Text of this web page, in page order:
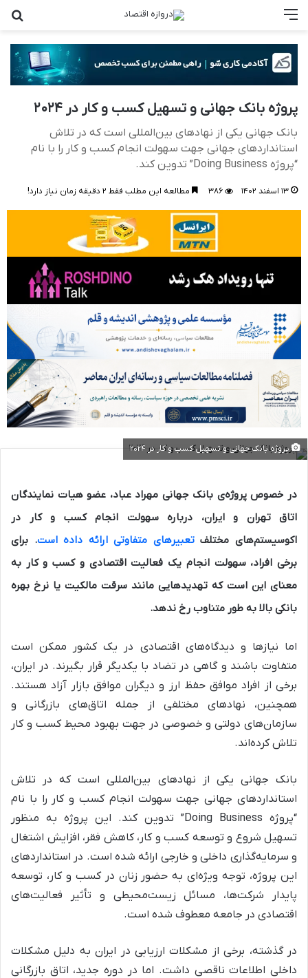
منو
پروژه بانک جهانی و تسهیل کسب‌ و کار در ۲۰۲۴
بانک جهانی یکی از نهادهای بین‌المللی است که در تلاش
استانداردهای جهانی جهت سهولت انجام کسب و کار را با نام
“پروژه Doing Business” تدوین کند.
۱۳ اسفند ۱۴۰۲ ۳۸۶ مطالعه این مطلب فقط ۲ دقیقه زمان نیاز دارد!
پروژه بانک جهانی و تسهیل کسب‌ و کار در 2024
در خصوص پروژه‌‌‌ی بانک جهانی مهراد عباد، عضو هیات نمایندگان
اتاق تهران و ایران، درباره سهولت انجام کسب و کار در
اکوسیستم‌های مختلفتعبیرهای متفاوتی ارائه داده است. برای
برخی افراد، سهولت انجام یک فعالیت اقتصادی و کسب و کار به
معنای این است که تهدیدهایی مانند سرقت مالکیت یا نرخ بهره
بانکی بالا به طور متناوب رخ ندهد.
اما نیازها و دیدگاه‌های اقتصادی در یک کشور ممکن است
متفاوت باشند و گاهی در تضاد با یکدیگر قرار بگیرند. در ایران،
برخی از افراد موافق حفظ ارز و دیگران موافق بازار آزاد هستند.
همچنین، نهادهای مختلفی از جمله اتاق‌های بازرگانی و
سازمان‌های دولتی و خصوصی در جهت بهبود محیط کسب و کار
تلاش کرده‌اند.
بانک جهانی یکی از نهادهای بین‌المللی است که در تلاش
استانداردهای جهانی جهت سهولت انجام کسب و کار را با نام
“پروژه Doing Business” تدوین کند. این پروژه به منظور
تسهیل شروع و توسعه کسب و کار، کاهش فقر، افزایش اشتغال
و سرمایه‌گذاری داخلی و خارجی ارائه شده است. در استانداردهای
این پروژه، توجه ویژه‌ای به حضور زنان در کسب و کار، توسعه
پایدار شرکت‌ها، مسائل زیست‌محیطی و تأثیر فعالیت‌های
اقتصادی در جامعه معطوف شده است.
در گذشته، برخی از مشکلات ارزیابی در ایران به دلیل مشکلات
داخلی اطلاعات ناقصی داشت. اما در دوره جدید، اتاق بازرگانی